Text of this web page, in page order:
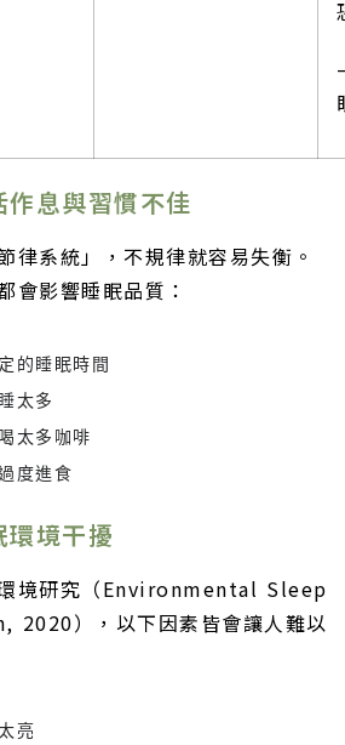
息與習慣不佳
律系統」，不規律就容易失衡。
會影響睡眠品質：
的睡眠時間
太多
太多咖啡
度進食
境干擾
境研究（Environmental Sleep
2020），以下因素皆會讓人難以
亮